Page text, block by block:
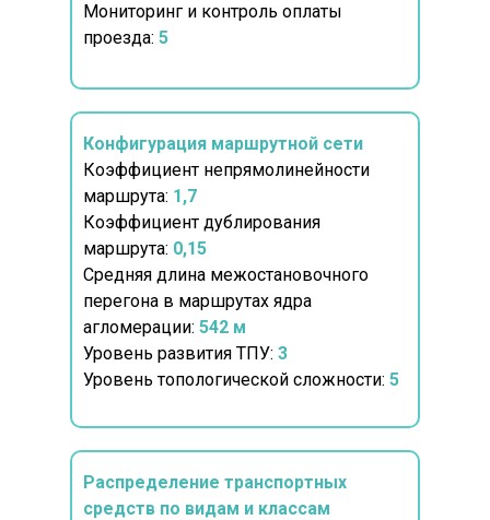
Мониторинг и контроль оплаты
проезда: 5
Конфигурация маршрутной сети
Коэффициент непрямолинейности
маршрута: 1,7
Коэффициент дублирования
маршрута: 0,15
Средняя длина межостановочного
перегона в маршрутах ядра
агломерации: 542 м
Уровень развития ТПУ: 3
Уровень топологической сложности: 5
Распределение транспортных
средств по видам и классам